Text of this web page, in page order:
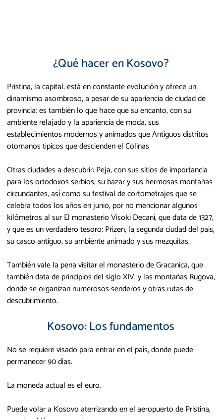
¿Qué hacer en Kosovo?
Pristina, la capital, está en constante evolución y ofrece un
dinamismo asombroso, a pesar de su apariencia de ciudad de
provincia: es también lo que hace que su encanto, con su
ambiente relajado y la apariencia de moda, sus
establecimientos modernos y animados que Antiguos distritos
otomanos típicos que descienden el Colinas
Otras ciudades a descubrir: Peja, con sus sitios de importancia
para los ortodoxos serbios, su bazar y sus hermosas montañas
circundantes, así como su festival de cortometrajes que se
celebra todos los años en junio, por no mencionar algunos
kilómetros al sur El monasterio Visoki Decani, que data de 1327,
y que es un verdadero tesoro; Prizen, la segunda ciudad del país,
su casco antiguo, su ambiente animado y sus mezquitas.
También vale la pena visitar el monasterio de Gracanica, que
también data de principios del siglo XIV, y las montañas Rugova,
donde se organizan numerosos senderos y otras rutas de
descubrimiento.
Kosovo: Los fundamentos
No se requiere visado para entrar en el país, donde puede
permanecer 90 días.
La moneda actual es el euro.
Puede volar a Kosovo aterrizando en el aeropuerto de Pristina,